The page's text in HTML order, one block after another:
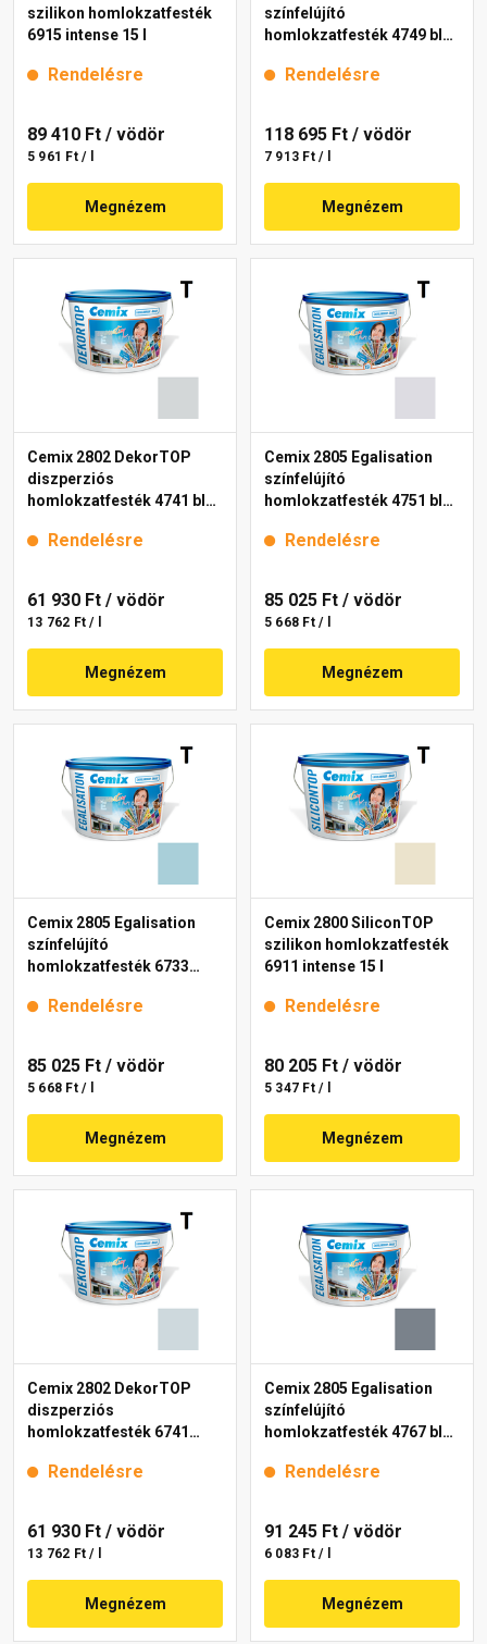
szilikon homlokzatfesték
6915 intense 15 l
Rendelésre
89 410 Ft / vödör
5 961 Ft / l
Megnézem
színfelújító
homlokzatfesték 4749 blue
Rendelésre
118 695 Ft / vödör
7 913 Ft / l
Megnézem
Cemix 2802 DekorTOP
diszperziós
homlokzatfesték 4741 blue
Rendelésre
61 930 Ft / vödör
13 762 Ft / l
Megnézem
Cemix 2805 Egalisation
színfelújító
homlokzatfesték 4751 blue
Rendelésre
85 025 Ft / vödör
5 668 Ft / l
Megnézem
Cemix 2805 Egalisation
színfelújító
homlokzatfesték 6733
Rendelésre
85 025 Ft / vödör
5 668 Ft / l
Megnézem
Cemix 2800 SiliconTOP
szilikon homlokzatfesték
6911 intense 15 l
Rendelésre
80 205 Ft / vödör
5 347 Ft / l
Megnézem
Cemix 2802 DekorTOP
diszperziós
homlokzatfesték 6741
Rendelésre
61 930 Ft / vödör
13 762 Ft / l
Megnézem
Cemix 2805 Egalisation
színfelújító
homlokzatfesték 4767 blue
Rendelésre
91 245 Ft / vödör
6 083 Ft / l
Megnézem